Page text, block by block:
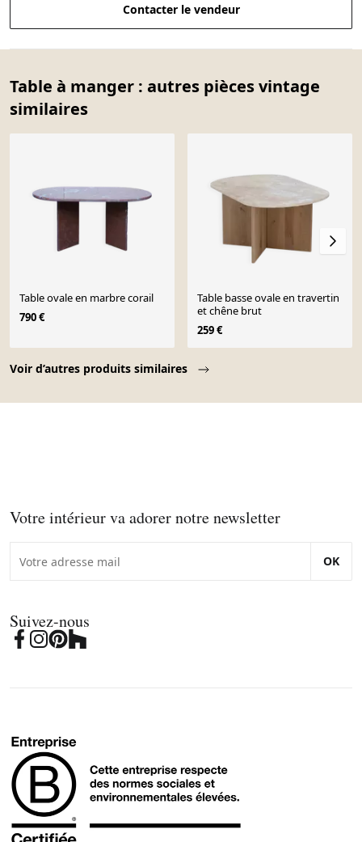
Contacter le vendeur
Table à manger : autres pièces vintage
similaires
Voir d’autres produits similaires
Table ovale en marbre corail
790 €
Table basse ovale en travertin
et chêne brut
259 €
Votre intérieur va adorer notre newsletter
OK
Suivez-nous